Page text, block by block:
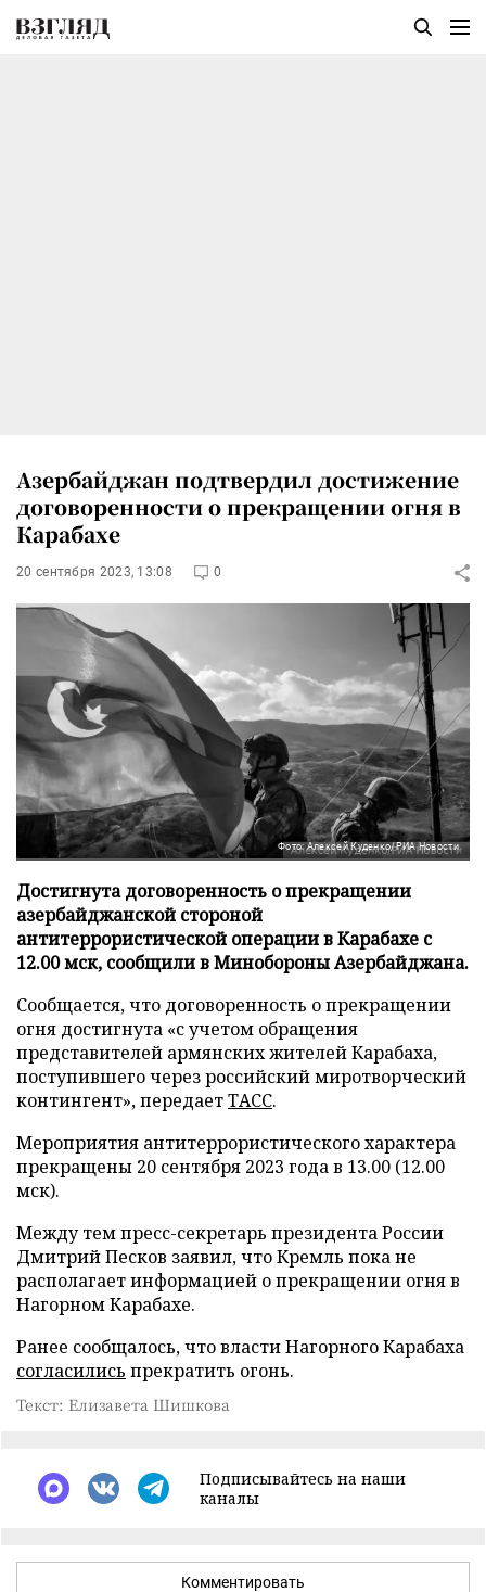
Азербайджан подтвердил достижение
договоренности о прекращении огня в
Карабахе
20 сентября 2023, 13:08 0
Фото: Алексей Куденко/РИА Новости
Достигнута договоренность о прекращении
азербайджанской стороной
антитеррористической операции в Карабахе с
12.00 мск, сообщили в Минобороны Азербайджана.
Сообщается, что договоренность о прекращении
огня достигнута «с учетом обращения
представителей армянских жителей Карабаха,
поступившего через российский миротворческий
контингент», передаетТАСС.
Мероприятия антитеррористического характера
прекращены 20 сентября 2023 года в 13.00 (12.00
мск).
Между тем пресс-секретарь президента России
Дмитрий Песков заявил, что Кремль пока не
располагает информацией о прекращении огня в
Нагорном Карабахе.
Ранее сообщалось, что власти Нагорного Карабаха
согласились прекратить огонь.
Текст: Елизавета Шишкова
Подписывайтесь на наши
каналы
Комментировать